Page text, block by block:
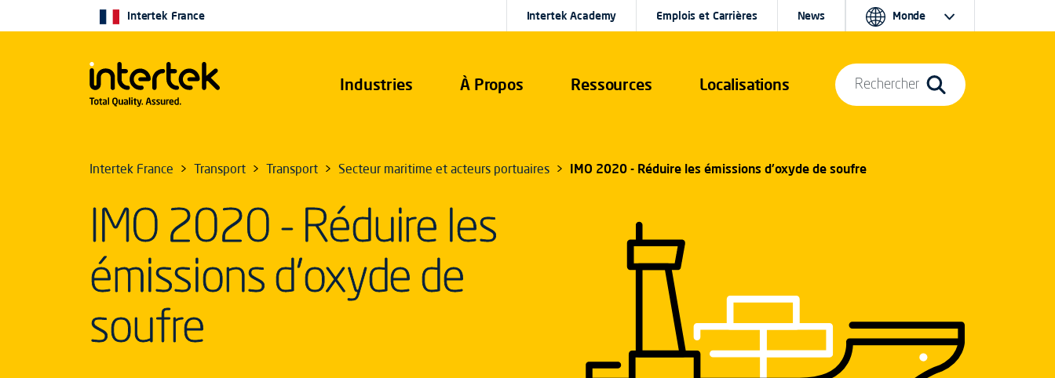
Industries À Propos Ressources Localisations
Intertek France Intertek Academy Emplois et Carrières News Monde
Rechercher
Intertek France Transport Transport Secteur maritime et acteurs portuaires IMO 2020 - Réduire les émissions d'oxyde de soufre
IMO 2020 - Réduire les
émissions d'oxyde de
soufre